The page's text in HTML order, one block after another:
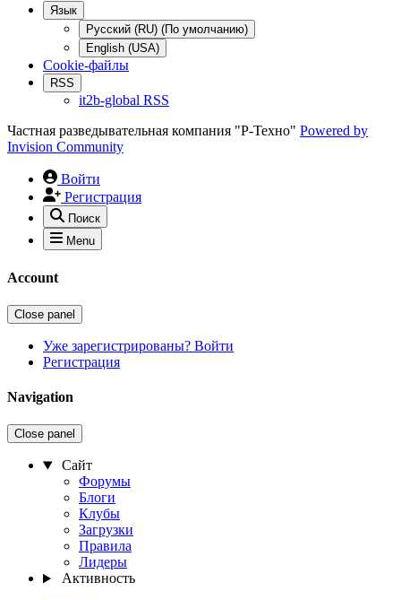
Язык
Русский (RU) (По умолчанию)
English (USA)
Cookie-файлы
RSS
it2b-global RSS
Частная разведывательная компания "Р-Техно" Powered by
Invision Community
Войти
Регистрация
Поиск
Menu
Account
Close panel
Уже зарегистрированы? Войти
Регистрация
Navigation
Close panel
Сайт
Форумы
Блоги
Клубы
Загрузки
Правила
Лидеры
Активность